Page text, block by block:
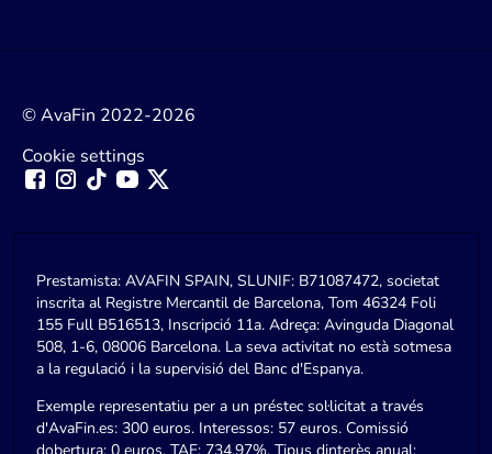
© AvaFin 2022-2026
Cookie settings
Prestamista: AVAFIN SPAIN, SLUNIF: B71087472, societat
inscrita al Registre Mercantil de Barcelona, Tom 46324 Foli
155 Full B516513, Inscripció 11a. Adreça: Avinguda Diagonal
508, 1-6, 08006 Barcelona. La seva activitat no està sotmesa
a la regulació i la supervisió del Banc d'Espanya.
Exemple representatiu per a un préstec sol·licitat a través
d'AvaFin.es: 300 euros. Interessos: 57 euros. Comissió